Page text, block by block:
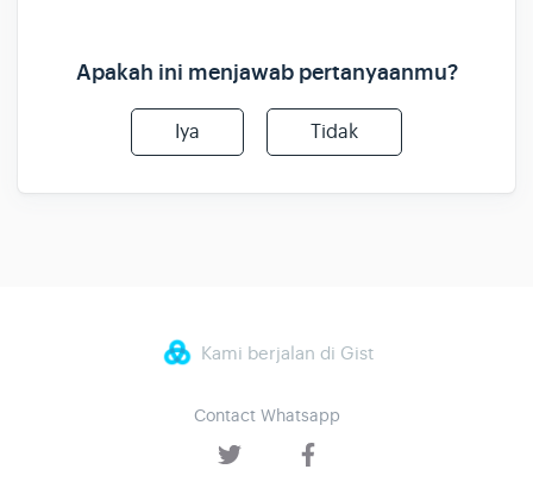
Apakah ini menjawab pertanyaanmu?
Iya Tidak
Kami berjalan di Gist
Contact Whatsapp